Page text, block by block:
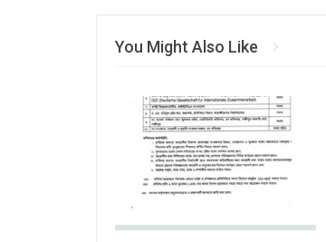
You Might Also Like